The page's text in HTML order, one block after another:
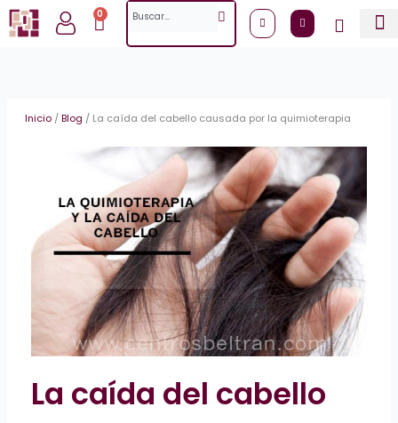
al
0
CartSearch
Inicio/Blog / La caída del cabello causada por la quimioterapia
La caída del cabello